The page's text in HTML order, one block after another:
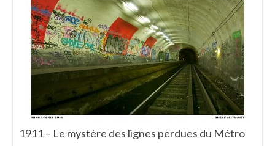
1911 – Le mystère des lignes perdues du Métro